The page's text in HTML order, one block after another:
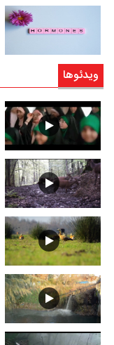
ویدئوها